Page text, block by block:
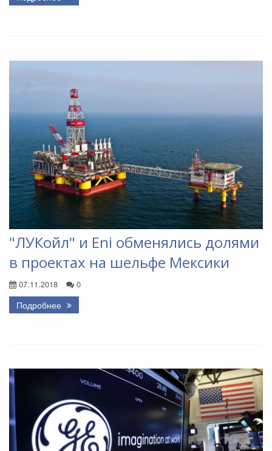
"ЛУКойл" и Eni обменялись долями
в проектах на шельфе Мексики
07.11.2018 0
Подробнее